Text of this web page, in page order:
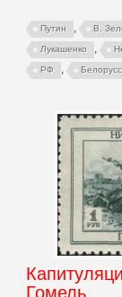
Путин , В.
Лукашенко ,
РФ ,
Гомель